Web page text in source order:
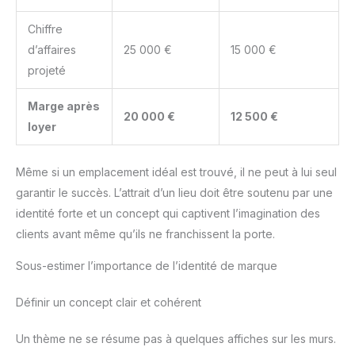
Chiffre
d’affaires
projeté
25 000 € 15 000 €
Marge après
loyer
20 000 € 12 500 €
Même si un emplacement idéal est trouvé, il ne peut à lui seul
garantir le succès. L’attrait d’un lieu doit être soutenu par une
identité forte et un concept qui captivent l’imagination des
clients avant même qu’ils ne franchissent la porte.
Sous-estimer l’importance de l’identité de marque
Définir un concept clair et cohérent
Un thème ne se résume pas à quelques affiches sur les murs.